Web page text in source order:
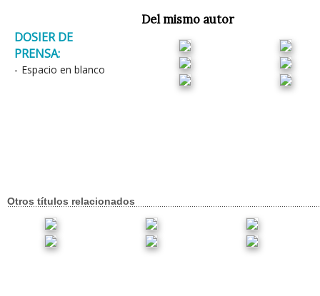
DOSIER DE
PRENSA:
- Espacio en blanco
Del mismo autor
Otros títulos relacionados